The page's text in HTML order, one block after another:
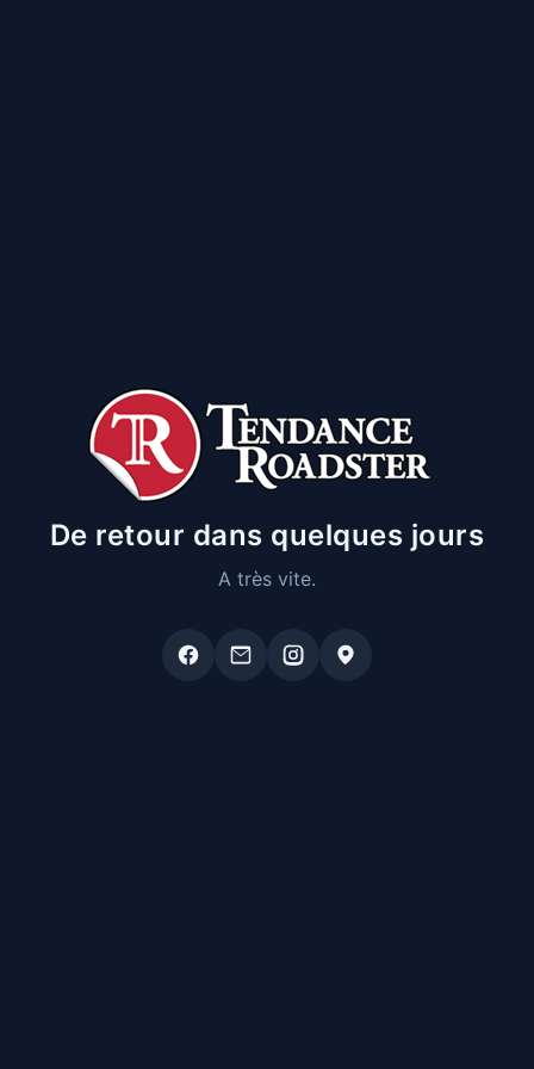
De retour dans quelques jours
A très vite.